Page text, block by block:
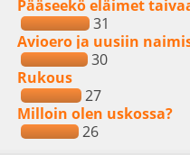
Pääseekö eläimet
31
Avioero ja uusiin
30
Rukous
27
Milloin olen uskossa?
26